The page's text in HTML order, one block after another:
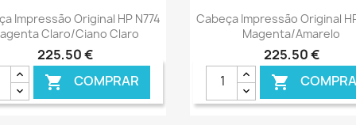
Ver+
Impressão Original HP N774
Claro/Ciano Claro
225,50 €
 COMPRAR
Ver+
Cabeça Impressão Original
Magenta/Amarelo
225,50 €
